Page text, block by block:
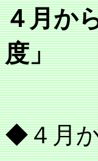
４月か
度」
◆４月